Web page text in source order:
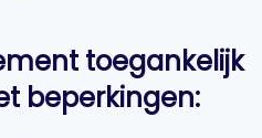
toegankelijk
beperkingen: